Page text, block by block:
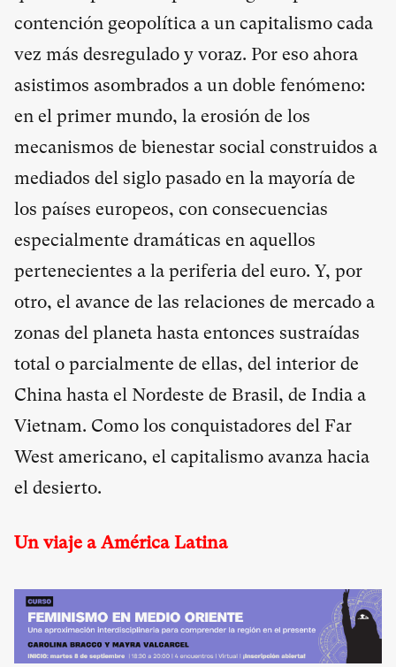
contención geopolítica a un capitalismo cada
vez más desregulado y voraz. Por eso ahora
asistimos asombrados a un doble fenómeno:
en el primer mundo, la erosión de los
mecanismos de bienestar social construidos a
mediados del siglo pasado en la mayoría de
los países europeos, con consecuencias
especialmente dramáticas en aquellos
pertenecientes a la periferia del euro. Y, por
otro, el avance de las relaciones de mercado a
zonas del planeta hasta entonces sustraídas
total o parcialmente de ellas, del interior de
China hasta el Nordeste de Brasil, de India a
Vietnam. Como los conquistadores del Far
West americano, el capitalismo avanza hacia
el desierto.
Un viaje a América Latina